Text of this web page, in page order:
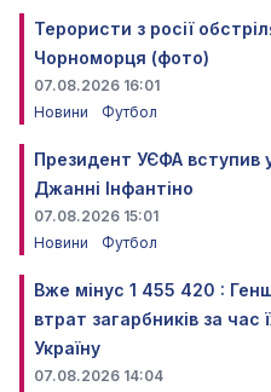
Терористи з росії
Чорноморця (фото)
07.08.2026 16:01
Новини
Футбол
Президент УЄФА вступив
Джанні Інфантіно
07.08.2026 15:01
Новини
Футбол
Вже мінус 1 455 420 :
втрат загарбників за час
Україну
07.08.2026 14:04